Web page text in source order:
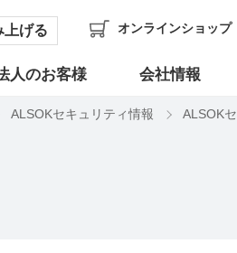
上げる オンラインショップ
人のお客様 会社情報
ALSOKセキュリティ情報 ALSOK